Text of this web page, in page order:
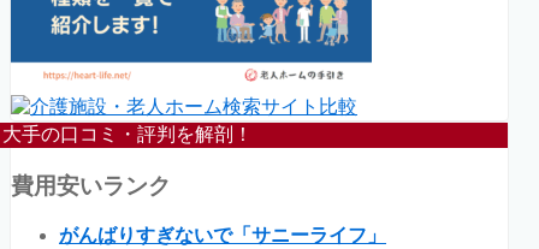
大手の口コミ・評判を解剖！
費用安いランク
がんばりすぎないで「サニーライフ」